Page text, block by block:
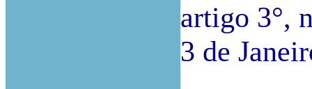
artigo 3°,
3 de